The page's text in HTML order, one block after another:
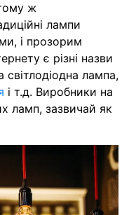
ж
лампи
і прозорим
є різні назви
світлодіодна лампа,
і т.д. Виробники на
ламп, зазвичай як